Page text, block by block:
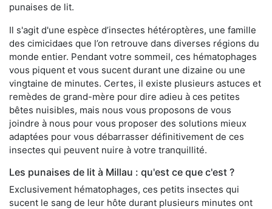
punaises de lit.
Il s'agit d'une espèce d’insectes hétéroptères, une famille
des cimicidaes que l’on retrouve dans diverses régions du
monde entier. Pendant votre sommeil, ces hématophages
vous piquent et vous sucent durant une dizaine ou une
vingtaine de minutes. Certes, il existe plusieurs astuces et
remèdes de grand-mère pour dire adieu à ces petites
bêtes nuisibles, mais nous vous proposons de vous
joindre à nous pour vous proposer des solutions mieux
adaptées pour vous débarrasser définitivement de ces
insectes qui peuvent nuire à votre tranquillité.
Les punaises de lit à Millau : qu'est ce que c'est ?
Exclusivement hématophages, ces petits insectes qui
sucent le sang de leur hôte durant plusieurs minutes ont